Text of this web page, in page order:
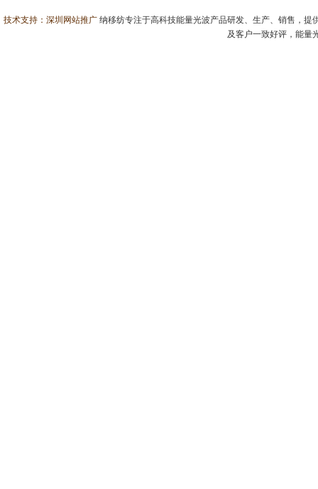
技术支持： 深圳网站推广 纳移纺专注于高科技能量光波产品研发、生产、销售，
及客户一致好评，能量